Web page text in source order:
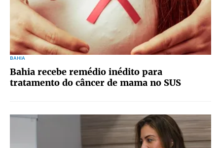
BAHIA
Bahia recebe remédio inédito para
tratamento do câncer de mama no SUS